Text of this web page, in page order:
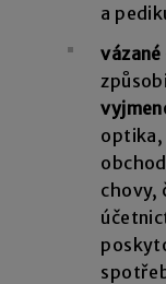
a
vázané
optika,
chovy,